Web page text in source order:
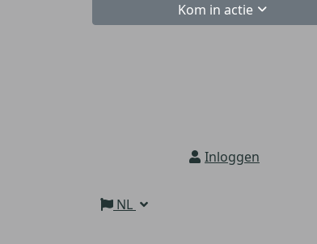
Kom in actie
Inloggen
NL